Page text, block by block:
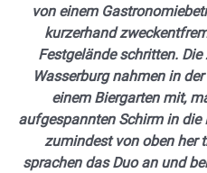
von einem
kurzerhand
Festgelände schritten.
Wasserburg nahmen in
einem Biergarten mit,
aufgespannten Schirm in
zumindest von oben her
sprachen das Duo an und